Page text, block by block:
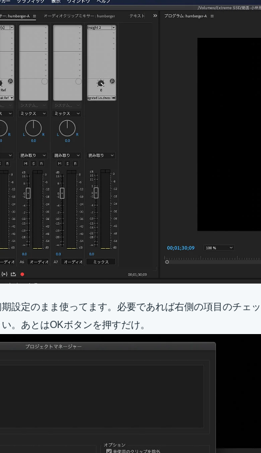
設定のまま使ってます。必要であれば右側の項目のチェッ
。あとはOKボタンを押すだけ。